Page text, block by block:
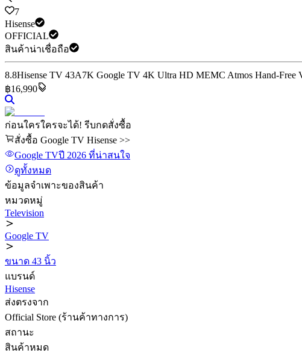
7
Hisense
OFFICIAL
สินค้าน่าเชื่อถือ
8.8Hisense TV 43A7K Google TV 4K Ultra HD MEMC Atmos Hand-
฿16,990
ก่อนใครใครจะได้! รีบกดสั่งซื้อ
สั่งซื้อ Google TV Hisense >>
Google TVปี 2026 ที่น่าสนใจ
ดูทั้งหมด
ข้อมูลจำเพาะของสินค้า
หมวดหมู่
Television
Google TV
ขนาด 43 นิ้ว
แบรนด์
Hisense
ส่งตรงจาก
Official Store (ร้านค้าทางการ)
สถานะ
สินค้าหมด